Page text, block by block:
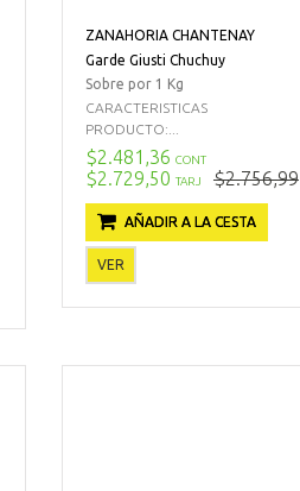
ZANAHORIA CHANTENAY
Garde Giusti Chuchuy
Sobre por 1 Kg
CARACTERISTICAS
PRODUCTO:...
$2.481,36 CONT
$2.729,50 TARJ $2.756,99
AÑADIR A LA CESTA
VER